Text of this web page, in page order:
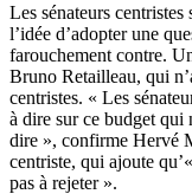
Les sénateurs
l’idée d’adopter une
farouchement contre.
Bruno Retailleau, qui
centristes. « Les
à dire sur ce budget qui
dire », confirme Hervé
centriste, qui ajoute
pas à rejeter ».